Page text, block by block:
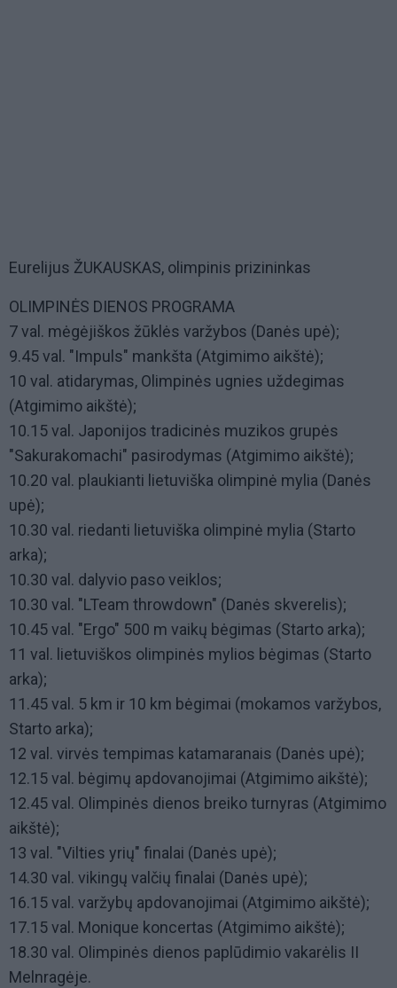
Eurelijus ŽUKAUSKAS, olimpinis prizininkas
OLIMPINĖS DIENOS PROGRAMA
7 val. mėgėjiškos žūklės varžybos (Danės upė);
9.45 val. "Impuls" mankšta (Atgimimo aikštė);
10 val. atidarymas, Olimpinės ugnies uždegimas
(Atgimimo aikštė);
10.15 val. Japonijos tradicinės muzikos grupės
"Sakurakomachi" pasirodymas (Atgimimo aikštė);
10.20 val. plaukianti lietuviška olimpinė mylia (Danės
upė);
10.30 val. riedanti lietuviška olimpinė mylia (Starto
arka);
10.30 val. dalyvio paso veiklos;
10.30 val. "LTeam throwdown" (Danės skverelis);
10.45 val. "Ergo" 500 m vaikų bėgimas (Starto arka);
11 val. lietuviškos olimpinės mylios bėgimas (Starto
arka);
11.45 val. 5 km ir 10 km bėgimai (mokamos varžybos,
Starto arka);
12 val. virvės tempimas katamaranais (Danės upė);
12.15 val. bėgimų apdovanojimai (Atgimimo aikštė);
12.45 val. Olimpinės dienos breiko turnyras (Atgimimo
aikštė);
13 val. "Vilties yrių" finalai (Danės upė);
14.30 val. vikingų valčių finalai (Danės upė);
16.15 val. varžybų apdovanojimai (Atgimimo aikštė);
17.15 val. Monique koncertas (Atgimimo aikštė);
18.30 val. Olimpinės dienos paplūdimio vakarėlis II
Melnragėje.